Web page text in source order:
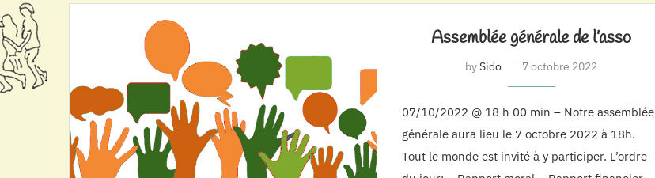
Assemblée générale de l’asso
bySido 7 octobre 2022
07/10/2022 @ 18 h 00 min – Notre assemblée
générale aura lieu le 7 octobre 2022 à 18h.
Tout le monde est invité à y participer. L’ordre